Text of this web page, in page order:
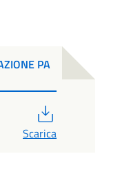
PA
Scarica